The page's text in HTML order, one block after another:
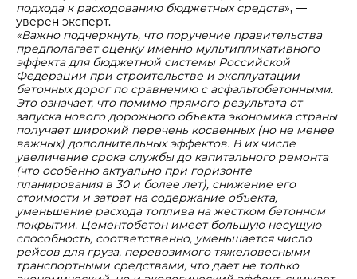
подхода к расходованию бюджетных средств», —
уверен эксперт.
«Важно подчеркнуть, что поручение правительства
предполагает оценку именно мультипликативного
эффекта для бюджетной системы Российской
Федерации при строительстве и эксплуатации
бетонных дорог по сравнению с асфальтобетонными.
Это означает, что помимо прямого результата от
запуска нового дорожного объекта экономика страны
получает широкий перечень косвенных (но не менее
важных) дополнительных эффектов. В их числе
увеличение срока службы до капитального ремонта
(что особенно актуально при горизонте
планирования в 30 и более лет), снижение его
стоимости и затрат на содержание объекта,
уменьшение расхода топлива на жестком бетонном
покрытии. Цементобетон имеет большую несущую
способность, соответственно, уменьшается число
рейсов для груза, перевозимого тяжеловесными
транспортными средствами, что дает не только